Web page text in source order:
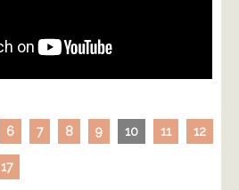
6 7 8 9 10 11 12
17